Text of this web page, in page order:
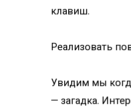
клавиш.
Реализовать
Увидим мы
— загадка.